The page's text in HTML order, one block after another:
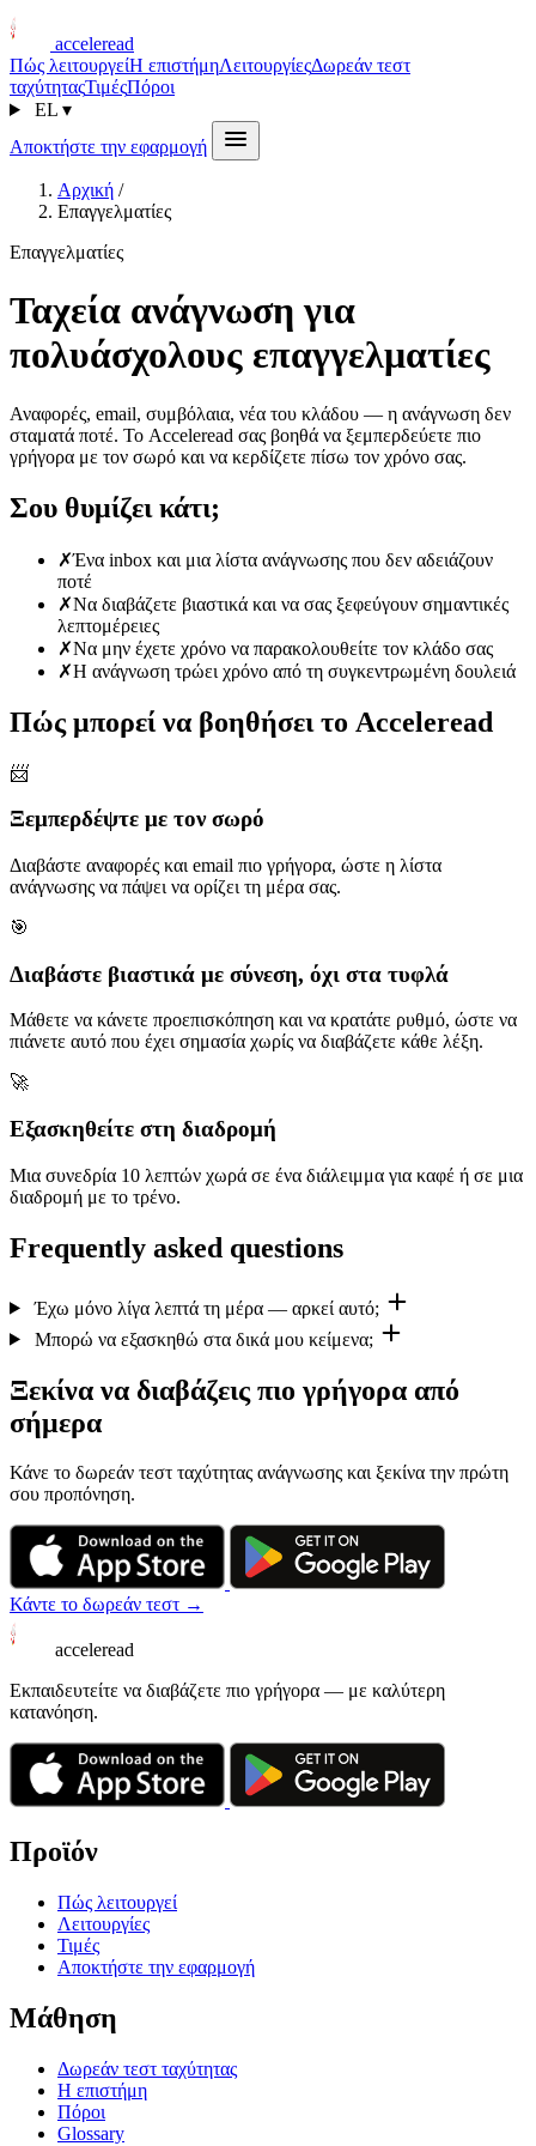
acceleread
Πώς λειτουργείΗ επιστήμηΛειτουργίεςΔωρεάν τεστ
ταχύτηταςΤιμέςΠόροι
EL ▾
Αποκτήστε την εφαρμογή
Αρχική /
Επαγγελματίες
Επαγγελματίες
Ταχεία ανάγνωση για
πολυάσχολους επαγγελματίες
Αναφορές, email, συμβόλαια, νέα του κλάδου — η ανάγνωση δεν
σταματά ποτέ. Το Acceleread σας βοηθά να ξεμπερδεύετε πιο
γρήγορα με τον σωρό και να κερδίζετε πίσω τον χρόνο σας.
Σου θυμίζει κάτι;
✗Ένα inbox και μια λίστα ανάγνωσης που δεν αδειάζουν
ποτέ
✗Να διαβάζετε βιαστικά και να σας ξεφεύγουν σημαντικές
λεπτομέρειες
✗Να μην έχετε χρόνο να παρακολουθείτε τον κλάδο σας
✗Η ανάγνωση τρώει χρόνο από τη συγκεντρωμένη δουλειά
Πώς μπορεί να βοηθήσει το Acceleread
📨
Ξεμπερδέψτε με τον σωρό
Διαβάστε αναφορές και email πιο γρήγορα, ώστε η λίστα
ανάγνωσης να πάψει να ορίζει τη μέρα σας.
🎯
Διαβάστε βιαστικά με σύνεση, όχι στα τυφλά
Μάθετε να κάνετε προεπισκόπηση και να κρατάτε ρυθμό, ώστε να
πιάνετε αυτό που έχει σημασία χωρίς να διαβάζετε κάθε λέξη.
🚀
Εξασκηθείτε στη διαδρομή
Μια συνεδρία 10 λεπτών χωρά σε ένα διάλειμμα για καφέ ή σε μια
διαδρομή με το τρένο.
Frequently asked questions
Έχω μόνο λίγα λεπτά τη μέρα — αρκεί αυτό;
Μπορώ να εξασκηθώ στα δικά μου κείμενα;
Ξεκίνα να διαβάζεις πιο γρήγορα από
σήμερα
Κάνε το δωρεάν τεστ ταχύτητας ανάγνωσης και ξεκίνα την πρώτη
σου προπόνηση.
Κάντε το δωρεάν τεστ →
acceleread
Εκπαιδευτείτε να διαβάζετε πιο γρήγορα — με καλύτερη
κατανόηση.
Προϊόν
Πώς λειτουργεί
Λειτουργίες
Τιμές
Αποκτήστε την εφαρμογή
Μάθηση
Δωρεάν τεστ ταχύτητας
Η επιστήμη
Πόροι
Glossary